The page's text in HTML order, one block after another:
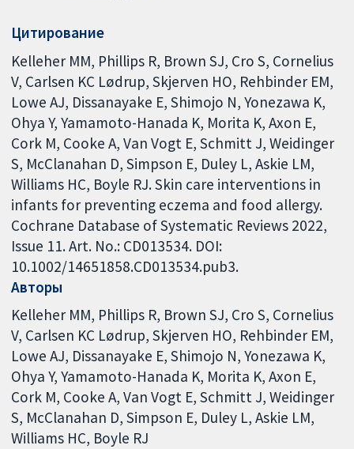
Цитирование
Kelleher MM, Phillips R, Brown SJ, Cro S, Cornelius
V, Carlsen KC Lødrup, Skjerven HO, Rehbinder EM,
Lowe AJ, Dissanayake E, Shimojo N, Yonezawa K,
Ohya Y, Yamamoto-Hanada K, Morita K, Axon E,
Cork M, Cooke A, Van Vogt E, Schmitt J, Weidinger
S, McClanahan D, Simpson E, Duley L, Askie LM,
Williams HC, Boyle RJ. Skin care interventions in
infants for preventing eczema and food allergy.
Cochrane Database of Systematic Reviews 2022,
Issue 11. Art. No.: CD013534. DOI:
10.1002/14651858.CD013534.pub3.
Авторы
Kelleher MM Phillips R Brown SJ Cro S Cornelius
V Carlsen KC Lødrup Skjerven HO Rehbinder EM
Lowe AJ Dissanayake E Shimojo N Yonezawa K
Ohya Y Yamamoto-Hanada K Morita K Axon E
Cork M Cooke A Van Vogt E Schmitt J Weidinger
S McClanahan D Simpson E Duley L Askie LM
Williams HC Boyle RJ